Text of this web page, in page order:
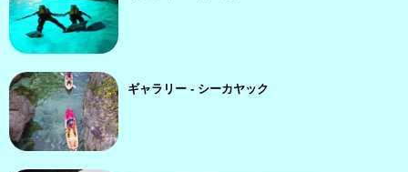
ギャラリー - シーカヤック